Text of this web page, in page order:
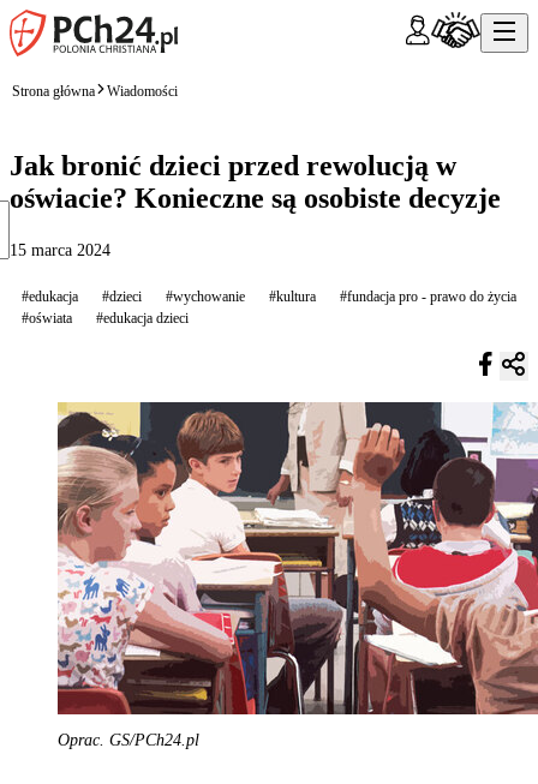
Strona główna Wiadomości
Jak bronić dzieci przed rewolucją w
oświacie? Konieczne są osobiste decyzje
15 marca 2024
#edukacja #dzieci #wychowanie #kultura
#fundacja pro - prawo do życia
#oświata
#edukacja dzieci
Oprac. GS/PCh24.pl